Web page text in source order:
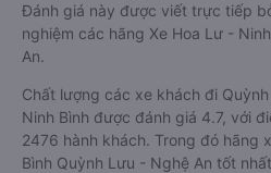
Đánh giá này được viết trực tiếp
nghiệm các hãng Xe Hoa Lư -
An.
Chất lượng các xe khách đi
Ninh Bình được đánh giá 4.7, với
2476 hành khách. Trong đó hãng
Bình Quỳnh Lưu - Nghệ An tốt